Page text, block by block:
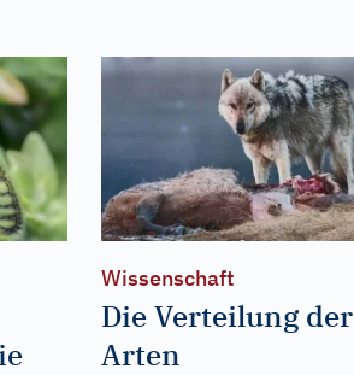
Wissenschaft
Die Verteilung der
Arten